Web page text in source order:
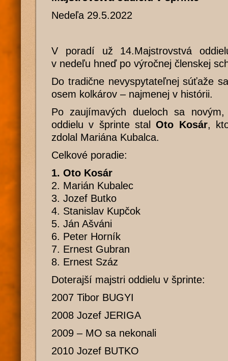
Nedeľa 29.5.2022
V poradí už 14.Majstrovstvá
v nedeľu hneď po výročnej členskej
Do tradične nevyspytateľnej súťaže
osem kolkárov – najmenej v histórii.
Po zaujímavých dueloch sa
oddielu v šprinte stalOto Kosár,
zdolal Mariána Kubalca.
Celkové poradie:
1. Oto Kosár
2. Marián Kubalec
3. Jozef Butko
4. Stanislav Kupčok
5. Ján Ašváni
6. Peter Horník
7. Ernest Gubran
8. Ernest Száz
Doterajší majstri oddielu v šprinte:
2007 Tibor BUGYI
2008 Jozef JERIGA
2009 – MO sa nekonali
2010 Jozef BUTKO